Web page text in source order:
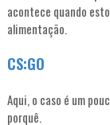
acontece quando
alimentação.
CS:GO
Aqui, o caso é um
porquê.